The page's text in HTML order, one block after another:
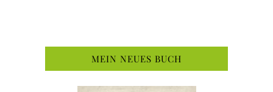
MEIN NEUES BUCH